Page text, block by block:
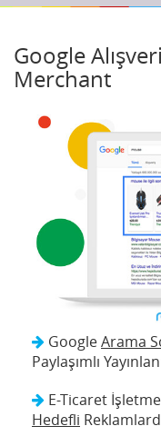
Google
Merchant
GoogleArama
Paylaşımlı
E-Ticaret
Hedefli